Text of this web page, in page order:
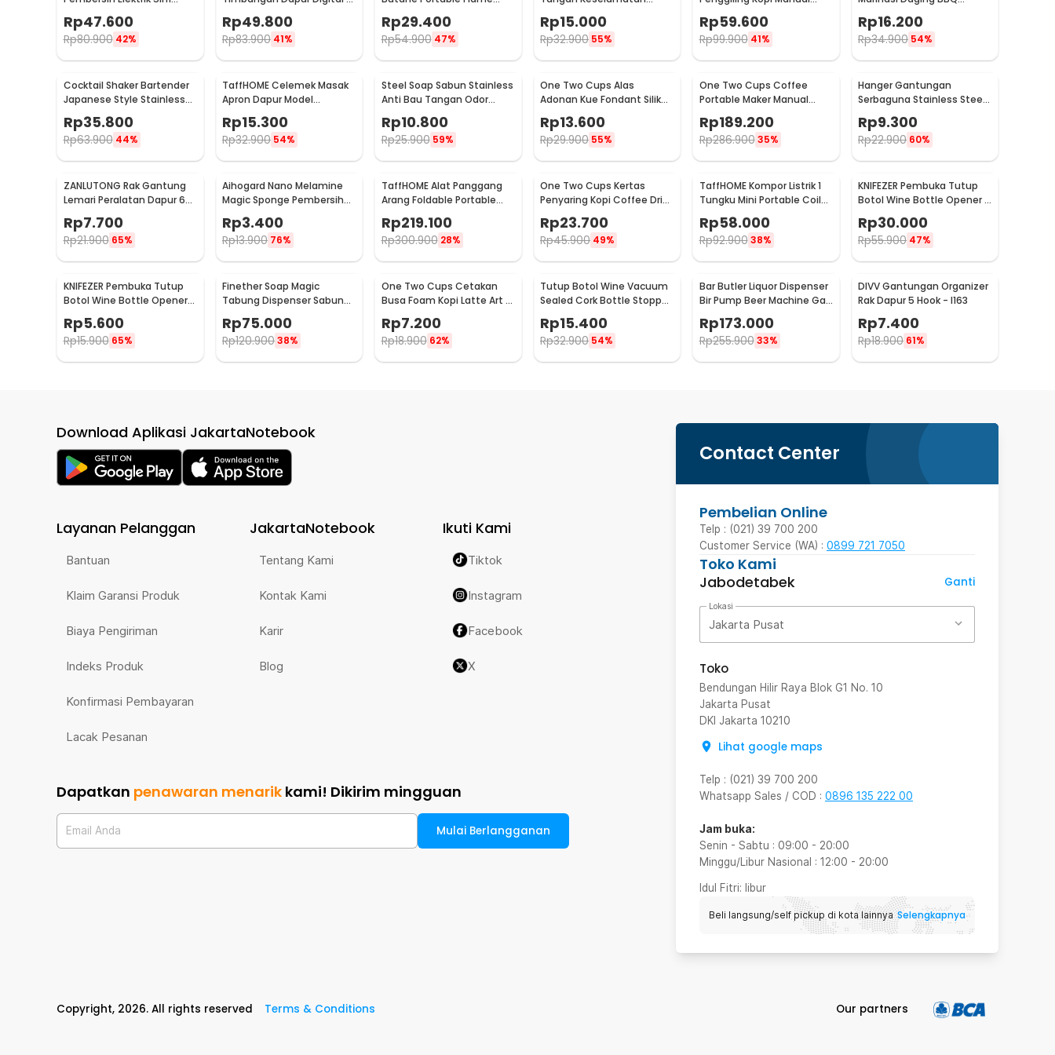
Magic Brush Rechargeable
- WQ8110
Rp47.600
Rp80.900 42%
Satuan 1kg 0.1g - i2000
Rp49.800
Rp83.900 41%
Rp29.400
Rp54.900 47%
EN388
Rp15.000
Rp32.900 55%
Coffee Grinder Portable -
WFCG9800
Rp59.600
Rp99.900 41%
Seasoning Injector - HC117
Rp16.200
Rp34.900 54%
Cocktail Shaker Bartender
Japanese Style Stainless
Steel 200ml
Rp35.800
Rp63.900 44%
TaffHOME Celemek Masak
Apron Dapur Model
Kantong Pola Spatula -
JJ41
Rp15.300
Rp32.900 54%
Steel Soap Sabun Stainless
Anti Bau Tangan Odor
Remove - HW071
Rp10.800
Rp25.900 59%
One Two Cups Alas
Adonan Kue Fondant Silikon
Baking Mat Anti Slip -
JJ3873
Rp13.600
Rp29.900 55%
One Two Cups Coffee
Portable Maker Manual
Hand Press Espresso 300ml
- T35066
Rp189.200
Rp286.900 35%
Hanger Gantungan
Serbaguna Stainless Steel
10 PCS - M127105
Rp9.300
Rp22.900 60%
ZANLUTONG Rak Gantung
Lemari Peralatan Dapur 6
Rp7.700
Rp21.900 65%
Aihogard Nano Melamine
Magic Sponge Pembersih
Karat Besi - CW62
Rp3.400
Rp13.900 76%
TaffHOME Alat Panggang
Arang Foldable Portable
HWSK77
Rp219.100
Rp300.900 28%
One Two Cups Kertas
Penyaring Kopi Coffee Drip
Bag Paper Filter 50PCS -
T111
Rp23.700
Rp45.900 49%
TaffHOME Kompor Listrik 1
Tungku Mini Portable Coil
Hot Plate 500W - C1-1000-
03
Rp58.000
Rp92.900 38%
KNIFEZER Pembuka Tutup
Botol Wine Bottle Opener -
TYK-074B
Rp30.000
Rp55.900 47%
KNIFEZER Pembuka Tutup
Botol Wine Bottle Opener
Stainless Steel - WS01
Rp5.600
Rp15.900 65%
Finether Soap Magic
Tabung Dispenser Sabun
Rp75.000
Rp120.90038%
One Two Cups Cetakan
Busa Foam Kopi Latte Art 16
Rp7.200
Rp18.900 62%
Tutup Botol Wine Vacuum
Sealed Cork Bottle Stopper
Rp15.400
Rp32.900 54%
Bar Butler Liquor Dispenser
Bir Pump Beer Machine Gas
Station 900ml - P-36
Rp173.000
Rp255.900 33%
DIVV Gantungan Organizer
Rak Dapur 5 Hook - I163
Rp7.400
Rp18.900 61%
Contact Center
Pembelian Online
Telp : (021) 39 700 200
Customer Service (WA) : 0899 721 7050
Toko Kami
Jabodetabek
Ganti
Lokasi
Jakarta Pusat
Toko
Bendungan Hilir Raya Blok G1 No. 10
Jakarta Pusat
DKI Jakarta 10210
Lihat google maps
Telp : (021) 39 700 200
Whatsapp Sales / COD : 0896 135 222 00
Jam buka:
Senin - Sabtu : 09:00 - 20:00
Minggu/Libur Nasional : 12:00 - 20:00
Idul Fitri: libur
Beli langsung/self pickup di kota lainnya Selengkapnya
Download Aplikasi JakartaNotebook
Layanan Pelanggan
Bantuan
Klaim Garansi Produk
Biaya Pengiriman
Indeks Produk
Konfirmasi Pembayaran
Lacak Pesanan
JakartaNotebook
Tentang Kami
Kontak Kami
Karir
Blog
Ikuti Kami
Tiktok
Instagram
Facebook
X
Dapatkan penawaran menarik kami! Dikirim mingguan
Email Anda Mulai Berlangganan
Copyright, 2026. All rights reserved Terms & Conditions Our partners